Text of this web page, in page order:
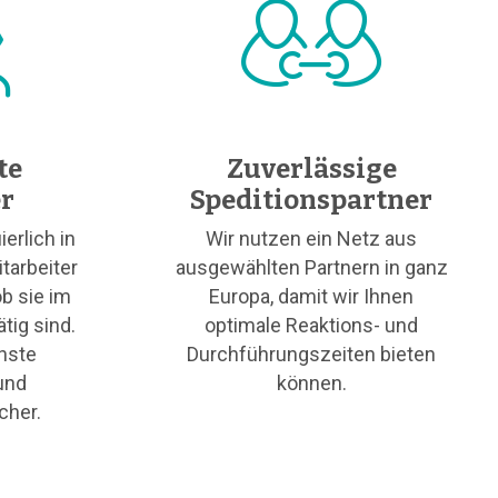
in
sie im
sind.
Zuverlässige
Speditionspartner
Wir nutzen ein Netz aus
ausgewählten Partnern in ganz
Europa, damit wir Ihnen
optimale Reaktions- und
Durchführungszeiten bieten
können.